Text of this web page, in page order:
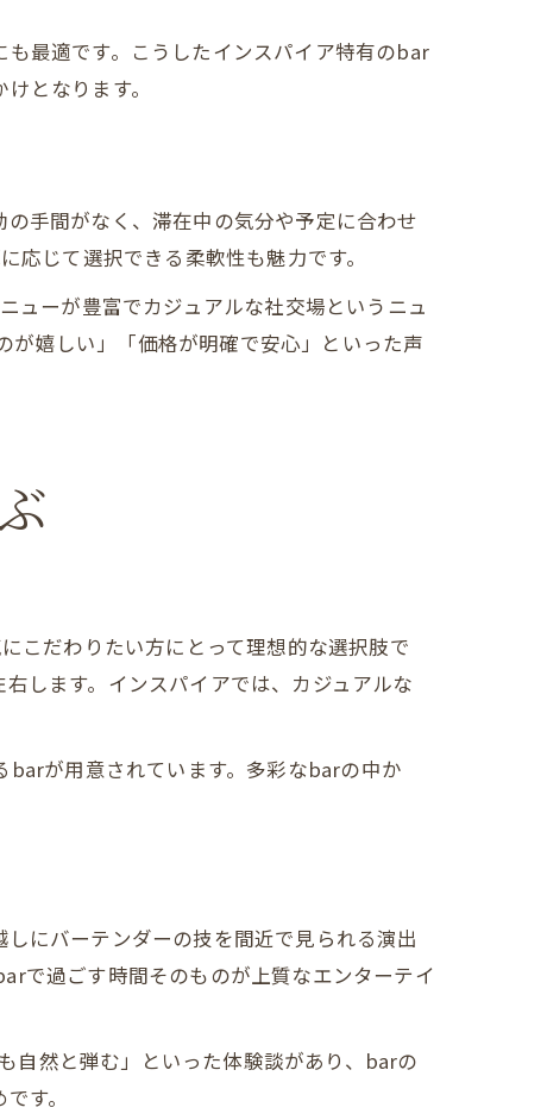
最適です。こうしたインスパイア特有のbar
となります。
手間がなく、滞在中の気分や予定に合わせ
じて選択できる柔軟性も魅力です。
ューが豊富でカジュアルな社交場というニュ
が嬉しい」「価格が明確で安心」といった声
こだわりたい方にとって理想的な選択肢で
します。インスパイアでは、カジュアルな
が用意されています。多彩なbarの中か
にバーテンダーの技を間近で見られる演出
で過ごす時間そのものが上質なエンターテイ
自然と弾む」といった体験談があり、barの
す。